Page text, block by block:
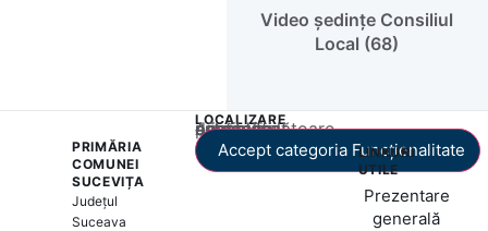
Video ședințe Consiliul
Local (68)
PRIMĂRIA
COMUNEI
SUCEVIȚA
Județul
Suceava
LOCALIZARE
Acest conținut este blocat până când acceptați categoria corespunzătoare de cookie-uri.
Accept categoria Funcționalitate
LINKURI
UTILE
Prezentare
generală